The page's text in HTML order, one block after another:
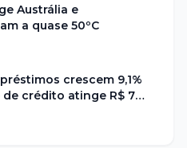
Austrália e
a quase 50ºC
crescem 9,1%
de crédito atinge R$ 7